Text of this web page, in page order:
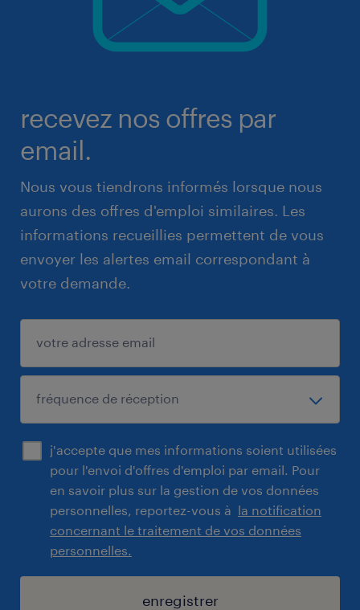
recevez nos offres par
email.
Nous vous tiendrons informés lorsque nous
aurons des offres d'emploi similaires. Les
informations recueillies permettent de vous
envoyer les alertes email correspondant à
votre demande.
j'accepte que mes informations soient utilisées
pour l'envoi d'offres d'emploi par email. Pour
en savoir plus sur la gestion de vos données
personnelles, reportez-vous à la notification
concernant le traitement de vos données
personnelles.
enregistrer